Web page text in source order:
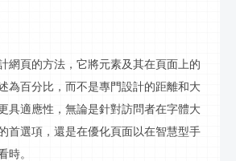
網頁的方法，它將元素及其在頁面上的
為百分比，而不是專門設計的距離和大
具適應性，無論是針對訪問者在字體大
首選項，還是在優化頁面以在智慧型手
時。